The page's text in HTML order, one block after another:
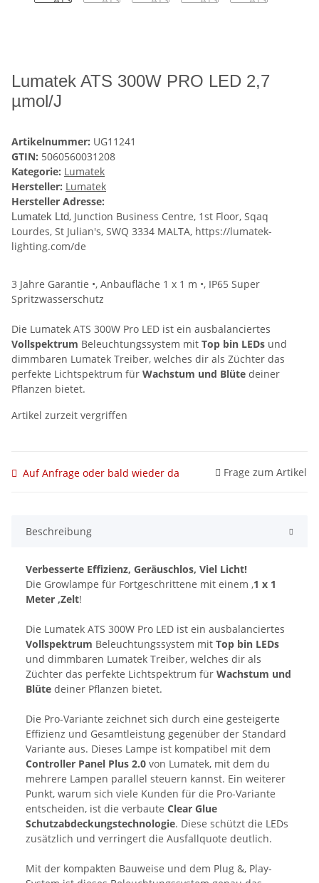
Lumatek ATS 300W PRO LED 2,7
µmol/J
Artikelnummer: UG11241
GTIN: 5060560031208
Kategorie: Lumatek
Hersteller: Lumatek
Hersteller Adresse:
Lumatek Ltd, Junction Business Centre, 1st Floor, Sqaq
Lourdes, St Julian's, SWQ 3334 MALTA, https://lumatek-
lighting.com/de
3 Jahre Garantie •, Anbaufläche 1 x 1 m •, IP65 Super
Spritzwasserschutz
Die Lumatek ATS 300W Pro LED ist ein ausbalanciertes
Vollspektrum Beleuchtungssystem mit Top bin LEDs und
dimmbaren Lumatek Treiber, welches dir als Züchter das
perfekte Lichtspektrum für Wachstum und Blüte deiner
Pflanzen bietet.
Artikel zurzeit vergriffen
Auf Anfrage oder bald wieder da Frage zum Artikel
Beschreibung
Verbesserte Effizienz, Geräuschlos, Viel Licht!
Die Growlampe für Fortgeschrittene mit einem ,1 x 1
Meter ,Zelt!
Die Lumatek ATS 300W Pro LED ist ein ausbalanciertes
Vollspektrum Beleuchtungssystem mit Top bin LEDs
und dimmbaren Lumatek Treiber, welches dir als
Züchter das perfekte Lichtspektrum für Wachstum und
Blüte deiner Pflanzen bietet.
Die Pro-Variante zeichnet sich durch eine gesteigerte
Effizienz und Gesamtleistung gegenüber der Standard
Variante aus. Dieses Lampe ist kompatibel mit dem
Controller Panel Plus 2.0 von Lumatek, mit dem du
mehrere Lampen parallel steuern kannst. Ein weiterer
Punkt, warum sich viele Kunden für die Pro-Variante
entscheiden, ist die verbaute Clear Glue
Schutzabdeckungstechnologie. Diese schützt die LEDs
zusätzlich und verringert die Ausfallquote deutlich.
Mit der kompakten Bauweise und dem Plug &, Play-